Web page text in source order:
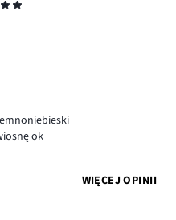
ok
WIĘCEJ OPINII